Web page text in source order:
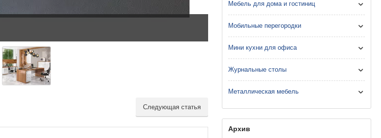
Кабинет ASTI
Следующая статья
Мебель для дома и гостиниц
Мобильные перегородки
Мини кухни для офиса
Журнальные столы
Металлическая мебель
Архив